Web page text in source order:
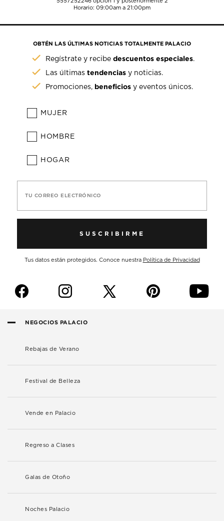
Horario: 09:00am a 21:00pm
OBTÉN LAS ÚLTIMAS NOTICIAS TOTALMENTE PALACIO
Regístrate y recibedescuentos especiales.
Las últimastendencias y noticias.
Promociones, beneficios y eventos únicos.
MUJER
HOMBRE
HOGAR
TU CORREO ELECTRÓNICO
SUSCRIBIRME
Tus datos están protegidos. Conoce nuestra Política de Privacidad
f i p y
NEGOCIOS PALACIO
Rebajas de Verano
Festival de Belleza
Vende en Palacio
Regreso a Clases
Galas de Otoño
Noches Palacio